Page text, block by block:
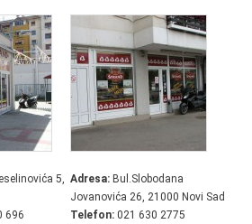
5,
696
Adresa: Bul.Slobodana
Jovanovića 26, 21000 Novi Sad
Telefon: 021 630 2775